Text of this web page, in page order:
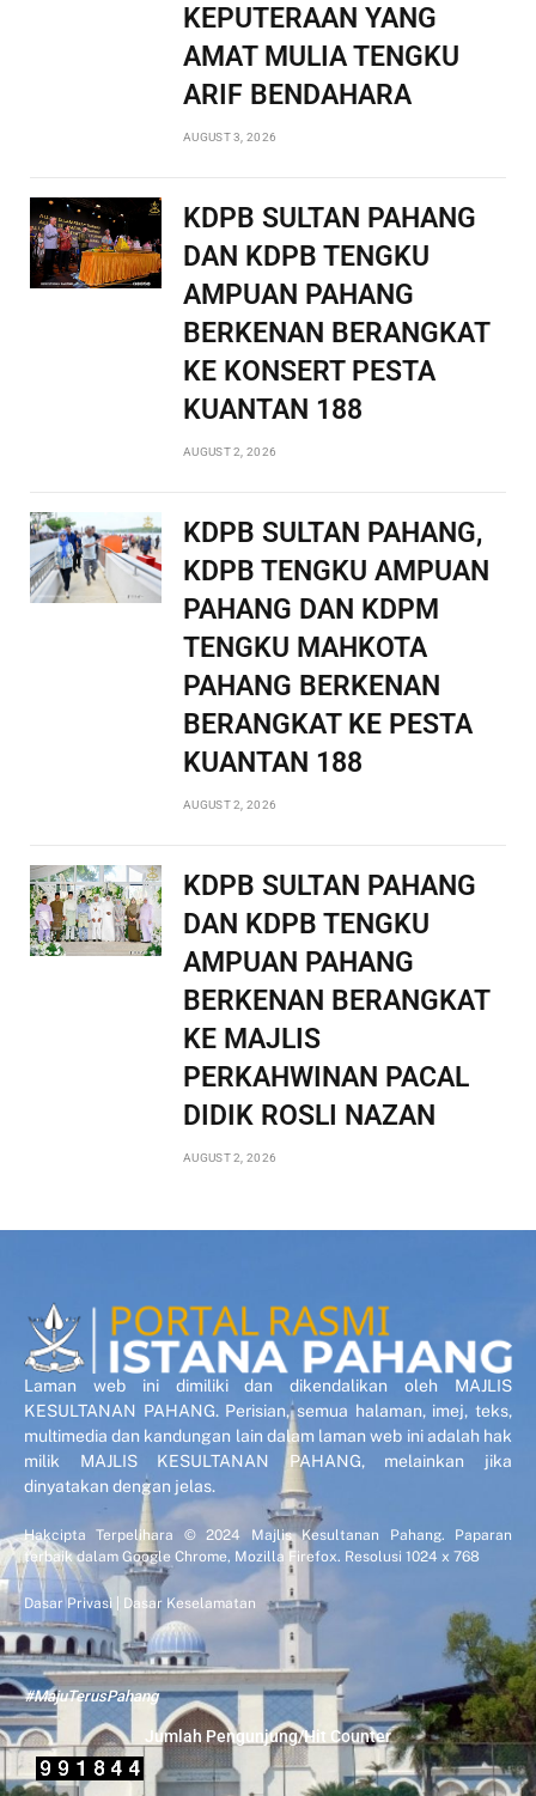
KEPUTERAAN YANG
AMAT MULIA TENGKU
ARIF BENDAHARA
AUGUST 3, 2026
KDPB SULTAN PAHANG
DAN KDPB TENGKU
AMPUAN PAHANG
BERKENAN BERANGKAT
KE KONSERT PESTA
KUANTAN 188
AUGUST 2, 2026
KDPB SULTAN PAHANG,
KDPB TENGKU AMPUAN
PAHANG DAN KDPM
TENGKU MAHKOTA
PAHANG BERKENAN
BERANGKAT KE PESTA
KUANTAN 188
AUGUST 2, 2026
KDPB SULTAN PAHANG
DAN KDPB TENGKU
AMPUAN PAHANG
BERKENAN BERANGKAT
KE MAJLIS
PERKAHWINAN PACAL
DIDIK ROSLI NAZAN
AUGUST 2, 2026
Laman web ini dimiliki dan dikendalikan oleh MAJLIS
KESULTANAN PAHANG. Perisian, semua halaman, imej, teks,
multimedia dan kandungan lain dalam laman web ini adalah hak
milik MAJLIS KESULTANAN PAHANG, melainkan jika
dinyatakan dengan jelas.
Hakcipta Terpelihara © 2024 Majlis Kesultanan Pahang. Paparan
terbaik dalam Google Chrome, Mozilla Firefox. Resolusi 1024 x 768
Dasar Privasi Dasar Keselamatan
#MajuTerusPahang
Jumlah Pengunjung/Hit Counter